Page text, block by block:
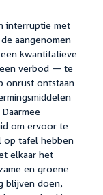
interruptie met
aangenomen
kwantitatieve
verbod — te
onrust ontstaan
om ervoor te
op tafel hebben
elkaar het
en groene
blijven doen,